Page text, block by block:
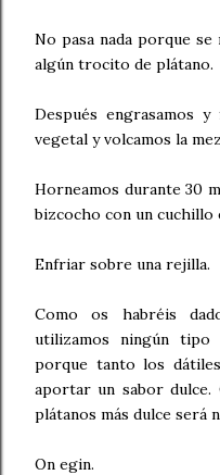
No pasa nada porque
algún trocito de plátano.
Después engrasamos
vegetal y volcamos la
Horneamos durante 30
bizcocho con un cuchillo
Enfriar sobre una rejilla.
Como os habréis
utilizamos ningún tipo
porque tanto los
aportar un sabor dulce.
plátanos más dulce será
On egin.